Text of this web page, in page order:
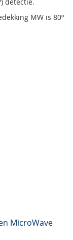
MW is 80º
MicroWave